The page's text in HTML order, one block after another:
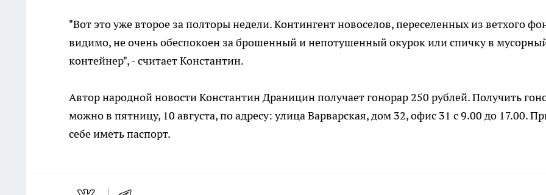
"Вот это уже второе за полторы недели. Контингент новоселов, переселенных из ветхого
видимо, не очень обеспокоен за брошенный и непотушенный окурок или спичку в
контейнер", - считает Константин.
Автор народной новости Константин Драницин получает гонорар 250 рублей. Получить
можно в пятницу, 10 августа, по адресу: улица Варварская, дом 32, офис 31 с 9.00 до 17.00.
себе иметь паспорт.